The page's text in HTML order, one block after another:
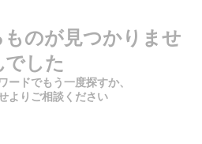
のが見つかりませ
でした
ードでもう一度探すか、
よりご相談ください